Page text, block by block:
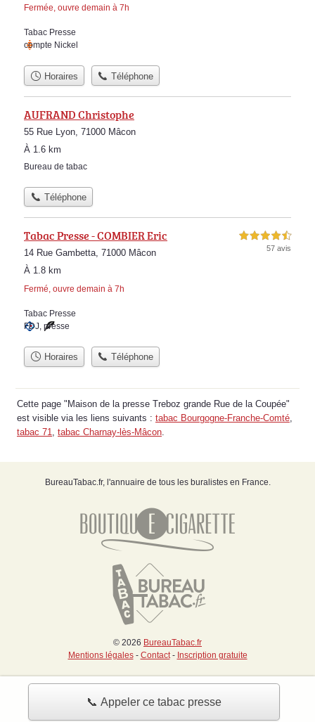
📞 Appeler ce tabac presse
Fermée, ouvre demain à 7h
Tabac Presse
compte Nickel
Horaires Téléphone
AUFRAND Christophe
55 Rue Lyon, 71000 Mâcon
À 1.6 km
Bureau de tabac
Téléphone
Tabac Presse - COMBIER Eric
14 Rue Gambetta, 71000 Mâcon
À 1.8 km
Fermé, ouvre demain à 7h
4,5 étoiles sur 5
57 avis
Tabac Presse
FDJ, presse
Horaires Téléphone
Cette page "Maison de la presse Treboz grande Rue de la Coupée"
est visible via les liens suivants : tabac Bourgogne-Franche-Comté
tabac 71
tabac Charnay-lès-Mâcon
BureauTabac.fr, l'annuaire de tous les buralistes en France.
© 2026 BureauTabac.fr
Mentions légales- Contact- Inscription gratuite